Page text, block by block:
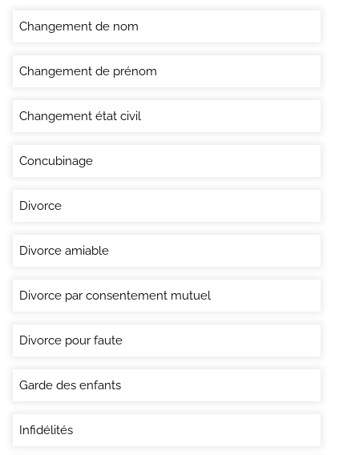
Changement de nom
Changement de prénom
Changement état civil
Concubinage
Divorce
Divorce amiable
Divorce par consentement mutuel
Divorce pour faute
Garde des enfants
Infidélités